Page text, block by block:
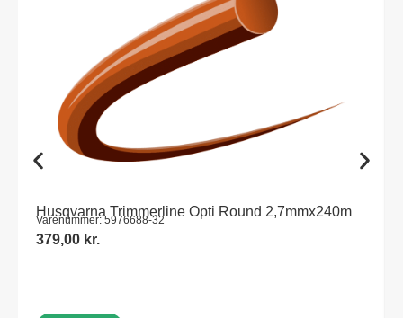
Husqvarna Trimmerline Opti Round 2,7mmx240m
Varenummer: 5976688-32
379,00 kr.